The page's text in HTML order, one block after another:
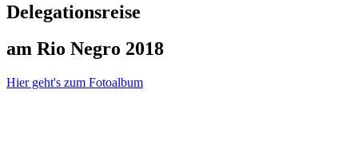
Delegationsreise
am Rio Negro 2018
Hier geht's zum Fotoalbum